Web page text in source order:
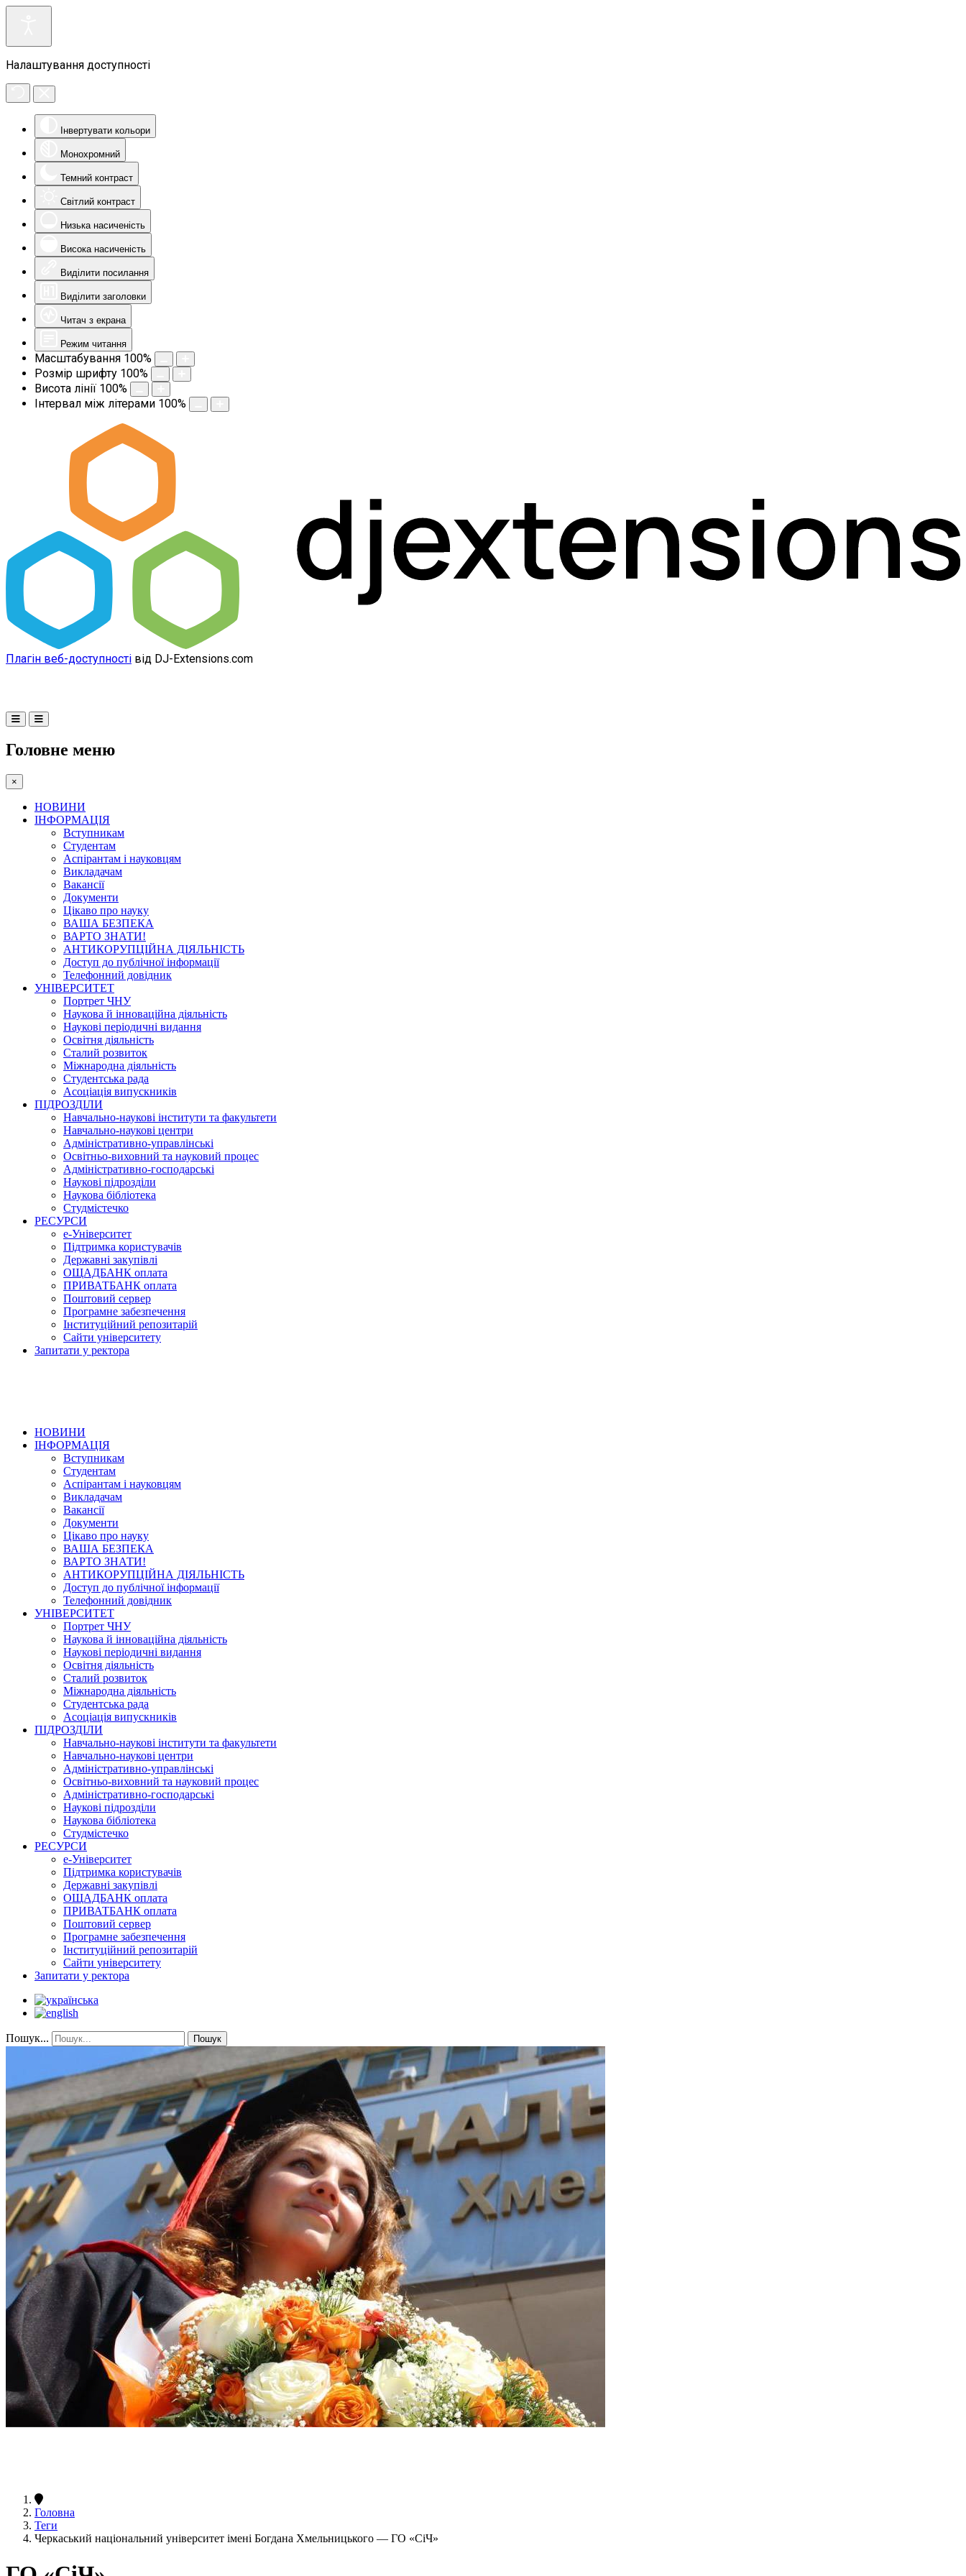
Налаштування доступності
Інвертувати кольори
Монохромний
Темний контраст
Світлий контраст
Низька насиченість
Висока насиченість
Виділити посилання
Виділити заголовки
Читач з екрана
Режим читання
Масштабування 100%
Розмір шрифту 100%
Висота лінії 100%
Інтервал між літерами 100%
Плагін веб-доступності від DJ-Extensions.com
Головне меню
×
НОВИНИ
ІНФОРМАЦІЯ
Вступникам
Студентам
Аспірантам і науковцям
Викладачам
Вакансії
Документи
Цікаво про науку
ВАША БЕЗПЕКА
ВАРТО ЗНАТИ!
АНТИКОРУПЦІЙНА ДІЯЛЬНІСТЬ
Доступ до публічної інформації
Телефонний довідник
УНІВЕРСИТЕТ
Портрет ЧНУ
Наукова й інноваційна діяльність
Наукові періодичні видання
Освітня діяльність
Сталий розвиток
Міжнародна діяльність
Студентська рада
Асоціація випускників
ПІДРОЗДІЛИ
Навчально-наукові інститути та факультети
Навчально-наукові центри
Адміністративно-управлінські
Освітньо-виховний та науковий процес
Адміністративно-господарські
Наукові підрозділи
Наукова бібліотека
Студмістечко
РЕСУРСИ
е-Університет
Підтримка користувачів
Державні закупівлі
ОЩАДБАНК оплата
ПРИВАТБАНК оплата
Поштовий сервер
Програмне забезпечення
Інституційний репозитарій
Сайти університету
Запитати у ректора
НОВИНИ
ІНФОРМАЦІЯ
Вступникам
Студентам
Аспірантам і науковцям
Викладачам
Вакансії
Документи
Цікаво про науку
ВАША БЕЗПЕКА
ВАРТО ЗНАТИ!
АНТИКОРУПЦІЙНА ДІЯЛЬНІСТЬ
Доступ до публічної інформації
Телефонний довідник
УНІВЕРСИТЕТ
Портрет ЧНУ
Наукова й інноваційна діяльність
Наукові періодичні видання
Освітня діяльність
Сталий розвиток
Міжнародна діяльність
Студентська рада
Асоціація випускників
ПІДРОЗДІЛИ
Навчально-наукові інститути та факультети
Навчально-наукові центри
Адміністративно-управлінські
Освітньо-виховний та науковий процес
Адміністративно-господарські
Наукові підрозділи
Наукова бібліотека
Студмістечко
РЕСУРСИ
е-Університет
Підтримка користувачів
Державні закупівлі
ОЩАДБАНК оплата
ПРИВАТБАНК оплата
Поштовий сервер
Програмне забезпечення
Інституційний репозитарій
Сайти університету
Запитати у ректора
Пошук... Пошук
Головна
Теги
Черкаський національний університет імені Богдана Хмельницького — ГО «СіЧ»